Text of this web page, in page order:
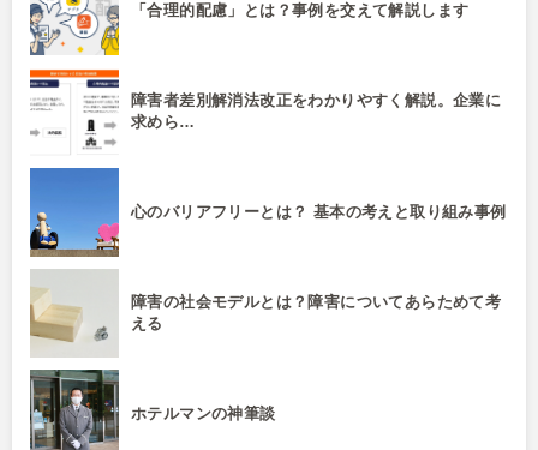
「合理的配慮」とは？事例を交えて解説します
障害者差別解消法改正をわかりやすく解説。企業に
求めら…
心のバリアフリーとは？ 基本の考えと取り組み事例
障害の社会モデルとは？障害についてあらためて考
える
ホテルマンの神筆談